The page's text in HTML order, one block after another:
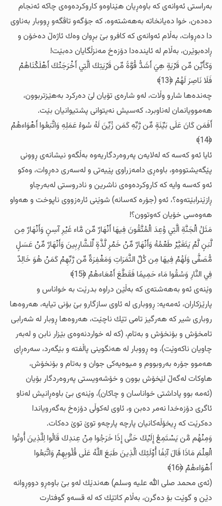
به‌راستی ئه‌وانه‌ی که‌ باوه‌ڕیان هێناوه‌و کاروکرده‌وه‌ی چاکه‌ ئه‌نجام
ده‌ده‌ن، خوا ده‌یانخاته‌ به‌هه‌شته‌وه‌، که‌ جۆگه‌و تاڤگه‌و ڕووبار به‌ناوی
دا ده‌ڕوات، به‌ڵام ئه‌وانه‌ی که‌ کافرو بێ بڕوان وه‌ك ئاژه‌ڵ ده‌خۆن و
ڕاده‌بوێرن، به‌ڵام له‌ ئاینده‌دا دۆزه‌خ مه‌نزڵگایان ده‌بێت!
وَكَأَيِّن مِّن قَرْيَةٍ هِيَ أَشَدُّ قُوَّةً مِّن قَرْيَتِكَ الَّتِي أَخْرَجَتْكَ أَهْلَكْنَاهُمْ
فَلَا نَاصِرَ لَهُمْ ﴿13﴾
چه‌نده‌ها شارو وڵات، له‌و شاره‌ی تۆیان لێ ده‌رکرد به‌هێزتربوون،
هه‌موویانمان له‌ناوبرد، که‌سیش نه‌یتوانی پشتیوانیان بێت.
أَفَمَن كَانَ عَلَى بَيِّنَةٍ مِّن رَّبِّهِ كَمَن زُيِّنَ لَهُ سُوءُ عَمَلِهِ وَاتَّبَعُوا أَهْوَاءهُمْ
﴿14﴾
ئایا ئه‌و که‌سه‌ که‌ له‌لایه‌ن په‌روه‌ردگاریه‌وه‌ به‌ڵگه‌و نیشانه‌ی ڕوونی
پێگه‌یشتووه‌و، باوه‌ڕی دامه‌زراوی پێیه‌تی و له‌سه‌ری ده‌ڕوات، وه‌کو
ئه‌و که‌سه‌ وایه‌ که‌ کاروکرده‌وه‌ی ناشرین و نادروستی له‌به‌رچاو
ڕازێنرابێته‌وه‌؟، ئه‌و (جۆره‌ که‌سانه‌) شوێنی ئاره‌زووی ناپوخت و هه‌واو
هه‌وه‌سی خۆیان که‌وتوون؟!
مَثَلُ الْجَنَّةِ الَّتِي وُعِدَ الْمُتَّقُونَ فِيهَا أَنْهَارٌ مِّن مَّاء غَيْرِ آسِنٍ وَأَنْهَارٌ مِن
لَّبَنٍ لَّمْ يَتَغَيَّرْ طَعْمُهُ وَأَنْهَارٌ مِّنْ خَمْرٍ لَّذَّةٍ لِّلشَّارِبِينَ وَأَنْهَارٌ مِّنْ عَسَلٍ
مُّصَفًّى وَلَهُمْ فِيهَا مِن كُلِّ الثَّمَرَاتِ وَمَغْفِرَةٌ مِّن رَّبِّهِمْ كَمَنْ هُوَ خَالِدٌ
فِي النَّارِ وَسُقُوا مَاء حَمِيمًا فَقَطَّعَ أَمْعَاءهُمْ ﴿15﴾
وێنه‌ی ئه‌و به‌هه‌شته‌ی که‌ به‌ڵێن دراوه‌ بدرێت به‌ خواناس و
پارێزکاران، ئه‌مه‌یه‌: ڕووباری له‌ ئاوی سازگارو بێ بۆنی تیایه‌، هه‌روه‌ها
روباری شیر که‌ هه‌رگیز تامی تێك ناچێت، هه‌روه‌ها ڕوبار له‌ شه‌رابی
تامخۆش و بۆنخۆش و به‌تام، (که‌ له‌ خواردنه‌وه‌ی بێزار نابن و له‌به‌ر
چاویان ناکه‌وێت)، وه‌ ڕووبار له‌ هه‌نگوینی پاڵفته‌ و بێگه‌رد، سه‌ره‌ڕای
هه‌موو جۆره‌ به‌روبووم و میوه‌یه‌کی جوان و به‌تام و بۆنخۆش،
هاوکات له‌گه‌ڵ لێخۆش بوون و خۆشه‌ویستی په‌روه‌ردگار بۆیان
(ئه‌مه‌ بوو پاداشتی خواناسان و چاکان)، وێنه‌ی بێ باوه‌ڕانیش له‌ناو
ئاگری دۆزه‌خدا نه‌مر ده‌بن و، ئاوی له‌کوڵی دۆزه‌خ به‌گه‌رویاندا
ده‌کرێت که‌ ڕیخۆڵه‌کانیان پارچه‌ پارچه‌و توێ توێ ده‌کات.
وَمِنْهُم مَّن يَسْتَمِعُ إِلَيْكَ حَتَّى إِذَا خَرَجُوا مِنْ عِندِكَ قَالُوا لِلَّذِينَ أُوتُوا
الْعِلْمَ مَاذَا قَالَ آنِفًا أُوْلَئِكَ الَّذِينَ طَبَعَ اللَّهُ عَلَى قُلُوبِهِمْ وَاتَّبَعُوا
أَهْوَاءهُمْ ﴿16﴾
(ئه‌ی محمد صلی الله‌ علیه‌ وسلم) هه‌ندێك له‌و بێ باوه‌ڕو دووڕوانه‌
دێن و گوێت بۆ ده‌گرن، به‌ڵام کاتێك که‌ له‌ قسه‌و گوفتارت